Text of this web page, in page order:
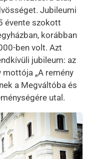
Jubileumi
évente szokott
korábban
ben volt. Azt
jubileum: az
mottója „A remény
a Megváltóba és
utal.